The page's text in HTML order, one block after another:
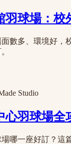
羽球場：校
數多、環境好，
Studio
心羽球場全
哪一座好訂？這